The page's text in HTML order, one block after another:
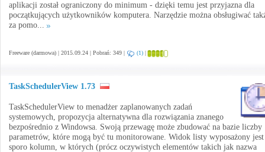
aplikacji został ograniczony do minimum - dzięki temu jest przyjazna dla
początkujących użytkowników komputera. Narzędzie można obsługiwać
za pomo...
Freeware (darmowa) | 2015.09.24 | Pobrań: 349 | (1) |
TaskSchedulerView 1.73
TaskSchedulerView to menadżer zaplanowanych zadań
systemowych, propozycja alternatywna dla rozwiązania znanego
bezpośrednio z Windowsa. Swoją przewagę może zbudować na bazie liczby
parametrów, które mogą być tu monitorowane. Widok listy wyposażony
sporo kolumn, w których (prócz oczywistych elementów takich jak nazwa